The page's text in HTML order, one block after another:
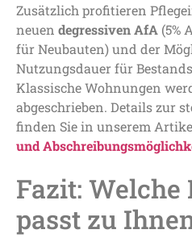
Zusätzlich profitieren
neuen degressiven AfA (5%
für Neubauten) und der
Nutzungsdauer für
Klassische Wohnungen
abgeschrieben. Details zur
finden Sie in unserem
und
Fazit:
passt zu